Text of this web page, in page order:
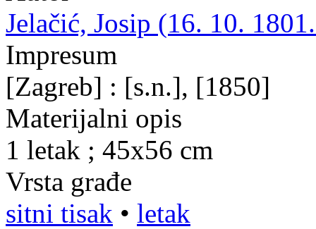
Jelačić, Josip (16. 10.
Impresum
[Zagreb] : [s.n.], [1850]
Materijalni opis
1 letak ; 45x56 cm
Vrsta građe
sitni tisak • letak